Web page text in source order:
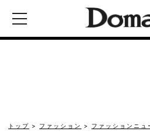
トップ ファッション ファッションニュ